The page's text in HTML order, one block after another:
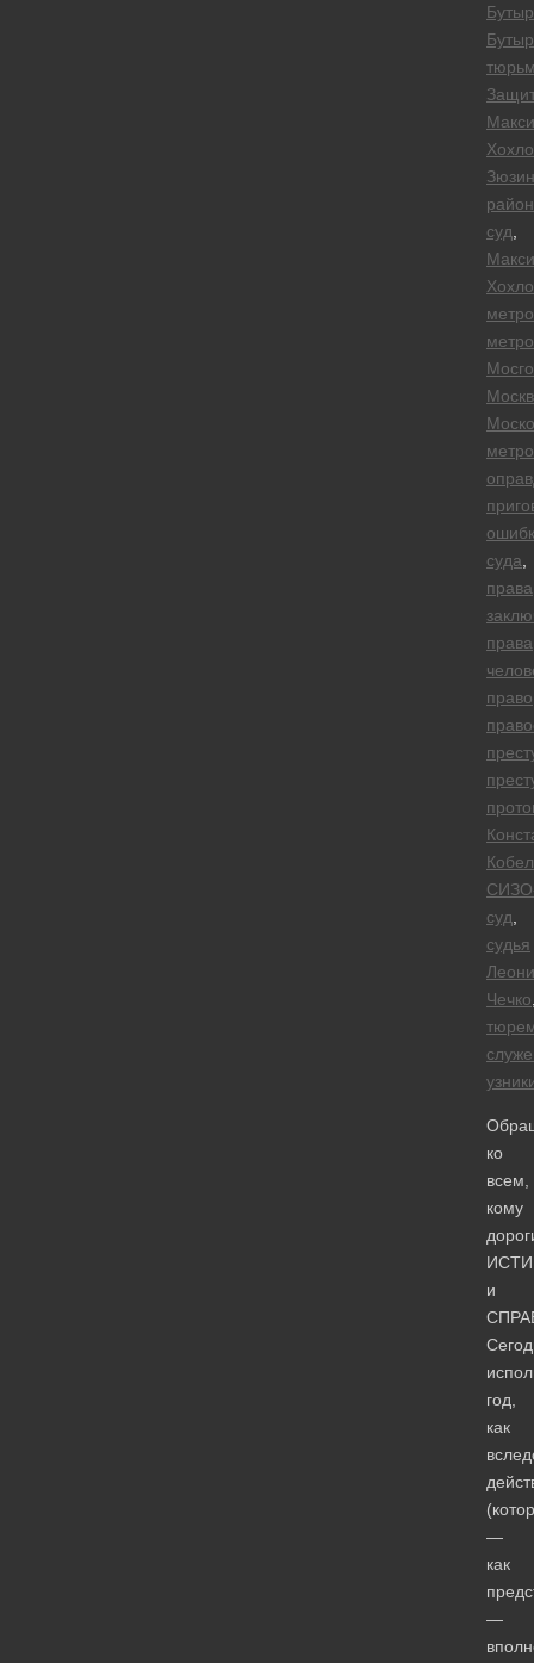
суд,
метро
суда,
права
права
право
суд,
судья
Чечко
ко
всем,
кому
и
год,
как
—
как
—